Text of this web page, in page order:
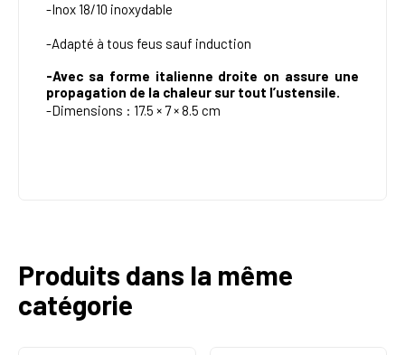
-Inox 18/10 inoxydable
-Adapté à tous feus sauf induction
-Avec sa forme italienne droite on assure une
propagation de la chaleur sur tout l’ustensile.
-Dimensions : 17.5 × 7 × 8.5 cm
Produits dans la même
catégorie